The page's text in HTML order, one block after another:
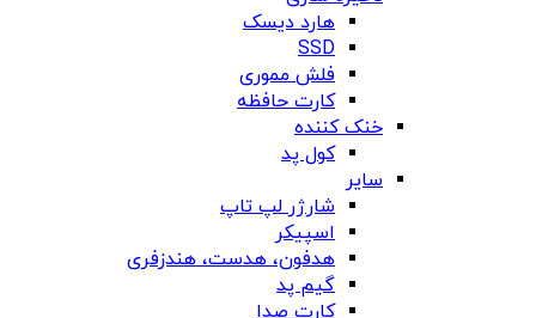
هارد دیسک
SSD
فلش مموری
کارت حافظه
خنک کننده
کول پد
سایر
شارژر لپ تاپ
اسپیکر
هدفون، هدست، هندزفری
گیم پد
کارت صدا